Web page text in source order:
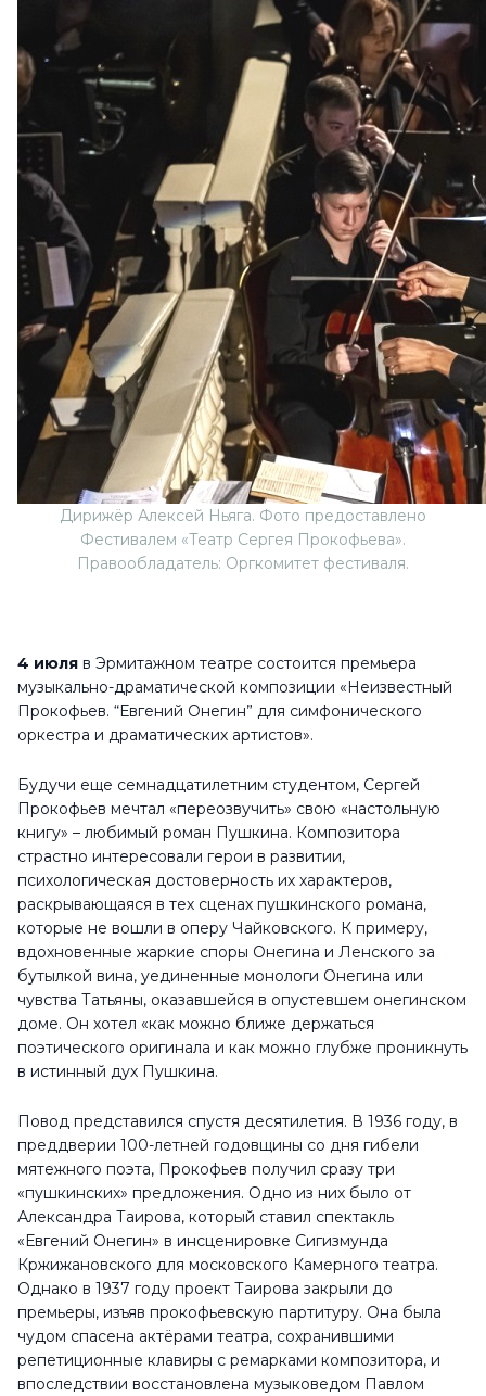
Дирижёр Алексей Ньяга. Фото предоставлено
Фестивалем «Театр Сергея Прокофьева».
Правообладатель: Оргкомитет фестиваля.
4 июля в Эрмитажном театре состоится премьера
музыкально-драматической композиции «Неизвестный
Прокофьев. “Евгений Онегин” для симфонического
оркестра и драматических артистов».
Будучи еще семнадцатилетним студентом, Сергей
Прокофьев мечтал «переозвучить» свою «настольную
книгу» – любимый роман Пушкина. Композитора
страстно интересовали герои в развитии,
психологическая достоверность их характеров,
раскрывающаяся в тех сценах пушкинского романа,
которые не вошли в оперу Чайковского. К примеру,
вдохновенные жаркие споры Онегина и Ленского за
бутылкой вина, уединенные монологи Онегина или
чувства Татьяны, оказавшейся в опустевшем онегинском
доме. Он хотел «как можно ближе держаться
поэтического оригинала и как можно глубже проникнуть
в истинный дух Пушкина.
Повод представился спустя десятилетия. В 1936 году, в
преддверии 100-летней годовщины со дня гибели
мятежного поэта, Прокофьев получил сразу три
«пушкинских» предложения. Одно из них было от
Александра Таирова, который ставил спектакль
«Евгений Онегин» в инсценировке Сигизмунда
Кржижановского для московского Камерного театра.
Однако в 1937 году проект Таирова закрыли до
премьеры, изъяв прокофьевскую партитуру. Она была
чудом спасена актёрами театра, сохранившими
репетиционные клавиры с ремарками композитора, и
впоследствии восстановлена музыковедом Павлом